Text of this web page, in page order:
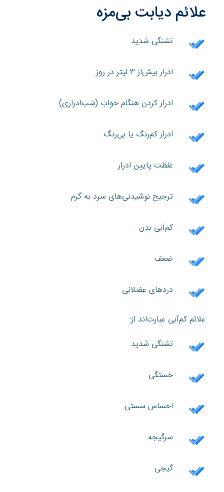
علائم دیابت بی‌مزه
تشنگی شدید
ادرار بیش‌از ۳ لیتر در روز
ادرار کردن هنگام خواب (شب‌ادراری)
ادرار کم‌رنگ یا بی‌رنگ
غلظت پایین ادرار
ترجیح نوشیدنی‌های سرد به گرم
کم‌آبی بدن
ضعف
دردهای عضلانی
علائم کم‌آبی عبارت‌اند از:
تشنگی شدید
خستگی
احساس سستی
سرگیجه
گیجی